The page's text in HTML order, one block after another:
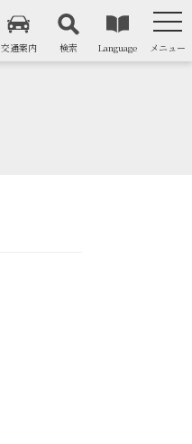
交通案内 検索 Language メニュー